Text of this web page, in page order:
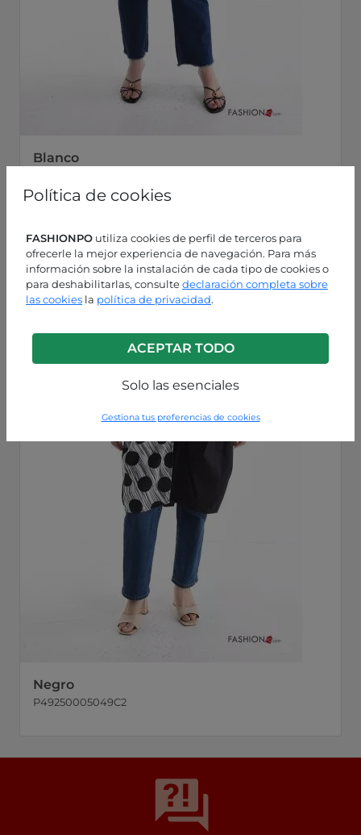
Política de cookies
FASHIONPO utiliza cookies de perfil de terceros para
ofrecerle la mejor experiencia de navegación. Para más
información sobre la instalación de cada tipo de cookies o
para deshabilitarlas, consultedeclaración completa sobre
las cookies la política de privacidad.
ACEPTAR TODO
Solo las esenciales
Gestiona tus preferencias de cookies
Blanco
Negro
P49250005049C2